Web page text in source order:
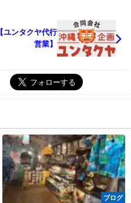
ユンタクヤ代行
営業】
ブログ